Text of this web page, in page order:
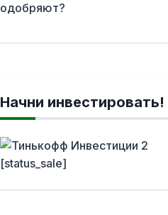
одобряют?
Начни инвестировать!